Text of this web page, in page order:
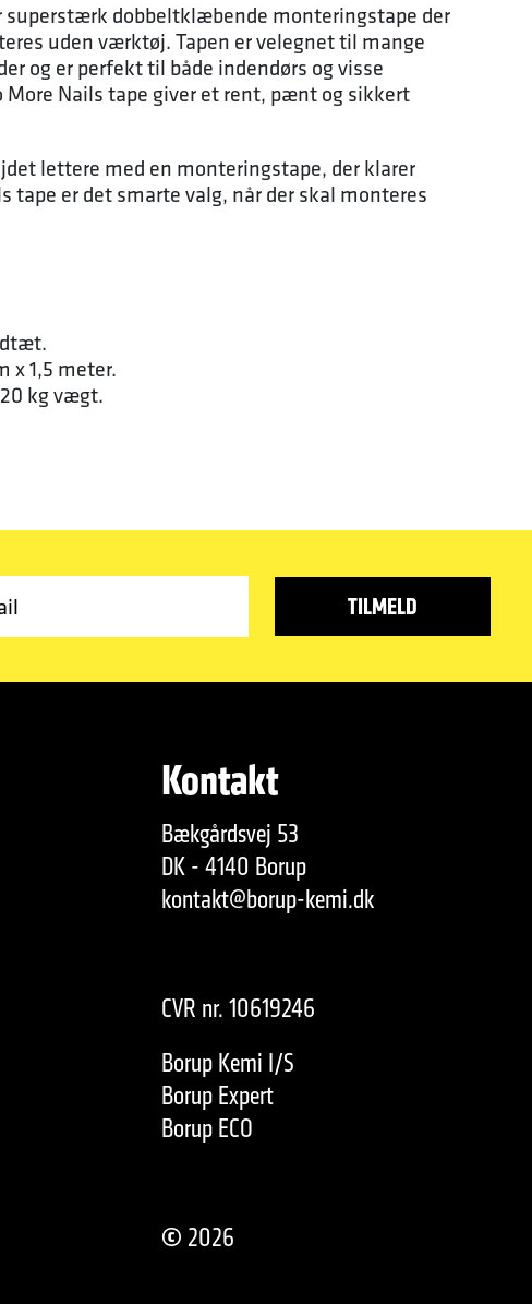
superstærk dobbeltklæbende monteringstape der
uden værktøj. Tapen er velegnet til mange
og er perfekt til både indendørs og visse
More Nails tape giver et rent, pænt og sikkert
lettere med en monteringstape, der klarer
tape er det smarte valg, når der skal monteres
x 1,5 meter.
kg vægt.
Kontakt
Bækgårdsvej 53
DK - 4140 Borup
kontakt@borup-kemi.dk
CVR nr. 10619246
Borup Kemi I/S
Borup Expert
Borup ECO
© 2026